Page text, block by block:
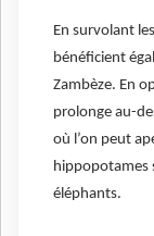
En survolant
bénéficient
Zambèze. En
prolonge au-
où l’on peut
hippopotames
éléphants.